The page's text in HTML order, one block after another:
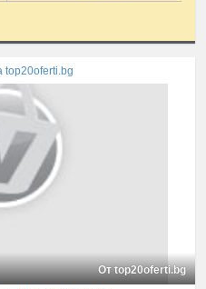
От top20oferti.bg